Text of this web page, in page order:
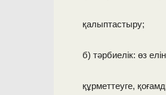
қалыптастыру;
б) тәрбиелік: өз
құрметтеуге,